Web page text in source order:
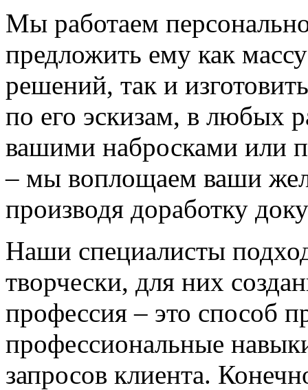
Мы работаем
предложить ему как
решений, так и
по его эскизам, в любых
вашими набросками или
– мы воплощаем ваши
производя доработку
Наши специалисты
творчески, для них
профессия – это способ
профессиональные
запросов клиента.